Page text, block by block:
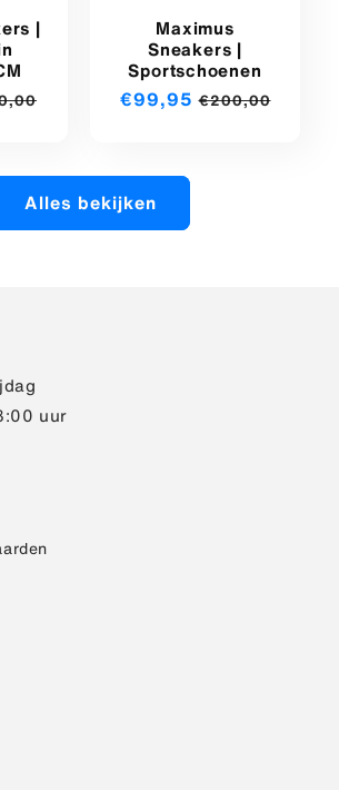
|
Maximus
Sneakers |
Sportschoenen
Aanbiedingsprijs
€99,95 Normale
€200,00
Alles bekijken
uur